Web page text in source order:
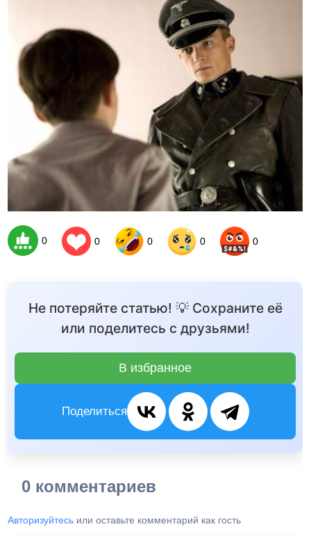
0 0 0 0 0
Не потеряйте статью! 💡 Сохраните её
или поделитесь с друзьями!
В избранное
Поделиться
0 комментариев
Авторизуйтесь или оставьте комментарий как гость